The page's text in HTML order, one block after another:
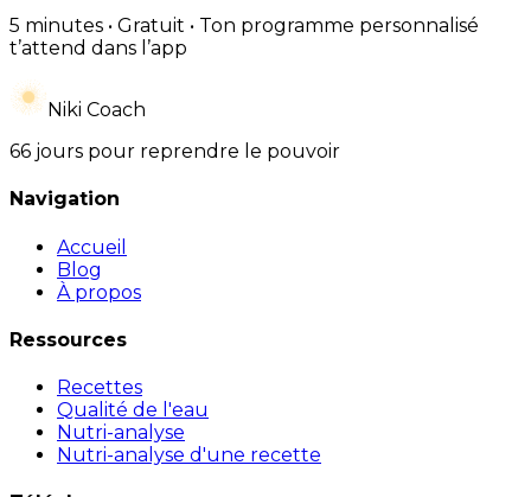
5 minutes • Gratuit • Ton programme personnalisé
t’attend dans l’app
Niki Coach
66 jours pour reprendre le pouvoir
Navigation
Accueil
Blog
À propos
Ressources
Recettes
Qualité de l'eau
Nutri-analyse
Nutri-analyse d'une recette